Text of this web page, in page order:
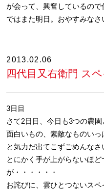
が会って、興奮しているので
ではまた明日。おやすみなさ
2013.02.06
四代目又右衛門 ス
3日目
さて2日目、今日も3つの農
面白いもの、素敵なものい
と気力だ出てこずごめんなさ
とにかく手が上がらないほ
が・・・・・・
お詫びに、雲ひとつないス